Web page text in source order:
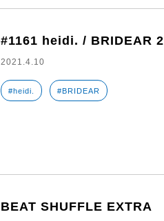
#1161 heidi. / BRIDEAR
2021.4.10
#heidi. #BRIDEAR
BEAT SHUFFLE